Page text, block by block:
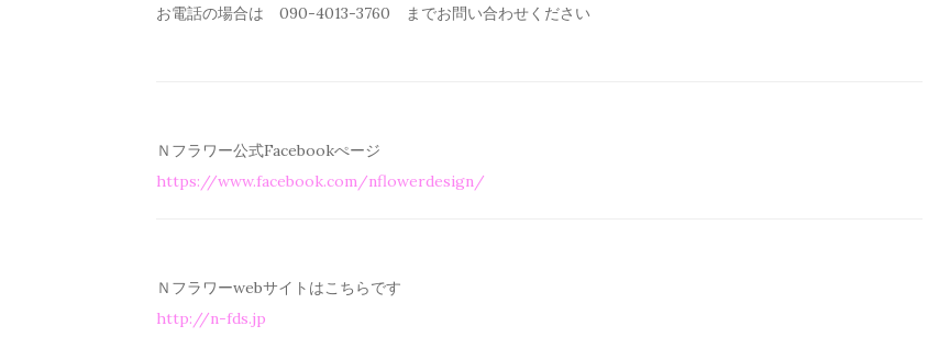
お電話の場合は 090-4013-3760 までお問い合わせください
Ｎフラワー公式Facebookぺージ
https://www.facebook.com/nflowerdesign/
Ｎフラワーwebサイトはこちらです
http://n-fds.jp